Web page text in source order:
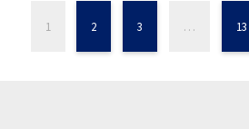
1 2 3 … 13